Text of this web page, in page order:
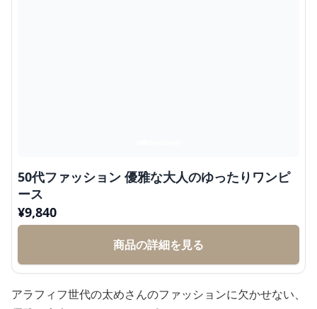
50代ファッション 優雅な大人のゆったりワンピ
ース
¥9,840
商品の詳細を見る
アラフィフ世代の太めさんのファッションに欠かせない、